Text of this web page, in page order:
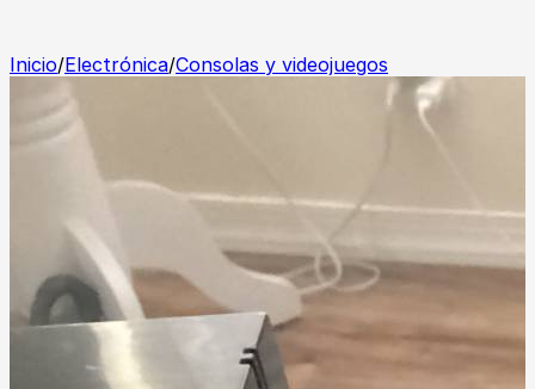
Inicio/Electrónica/Consolas y videojuegos